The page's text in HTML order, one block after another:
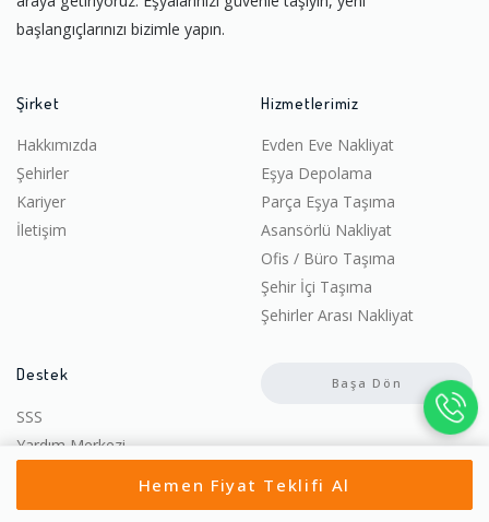
Hemen Fiyat Teklifi Al
başlangıçlarınızı bizimle yapın.
Şirket
Hakkımızda
Şehirler
Kariyer
İletişim
Hizmetlerimiz
Evden Eve Nakliyat
Eşya Depolama
Parça Eşya Taşıma
Asansörlü Nakliyat
Ofis / Büro Taşıma
Şehir İçi Taşıma
Şehirler Arası Nakliyat
Destek
SSS
Yardım Merkezi
Başa Dön